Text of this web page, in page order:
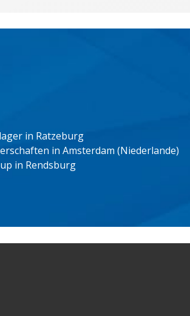
in Ratzeburg
in Amsterdam (Niederlande)
in Rendsburg